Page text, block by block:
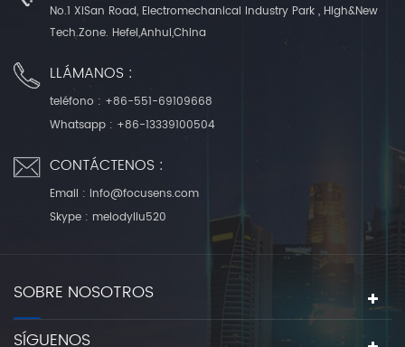
No.1 XiSan Road, Electromechanical Industry Park , High&New
Tech.Zone. Hefei,Anhui,China
LLÁMANOS :
teléfono : +86-551-69109668
Whatsapp : +86-13339100504
CONTÁCTENOS :
Email : info@focusens.com
Skype : melodyliu520
SOBRE NOSOTROS
SÍGUENOS